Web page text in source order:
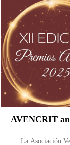
AVENCRIT
La Asociación